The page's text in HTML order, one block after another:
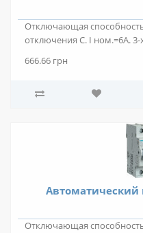
Отключающая
отключения С. I ном.=6А.
666.66 грн
Автоматический
Отключающая